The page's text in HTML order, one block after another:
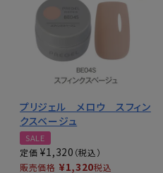
プリジェル メロウ スフィン
クスベージュ
SALE
定価 ¥1,320
販売価格 ¥1,320税込